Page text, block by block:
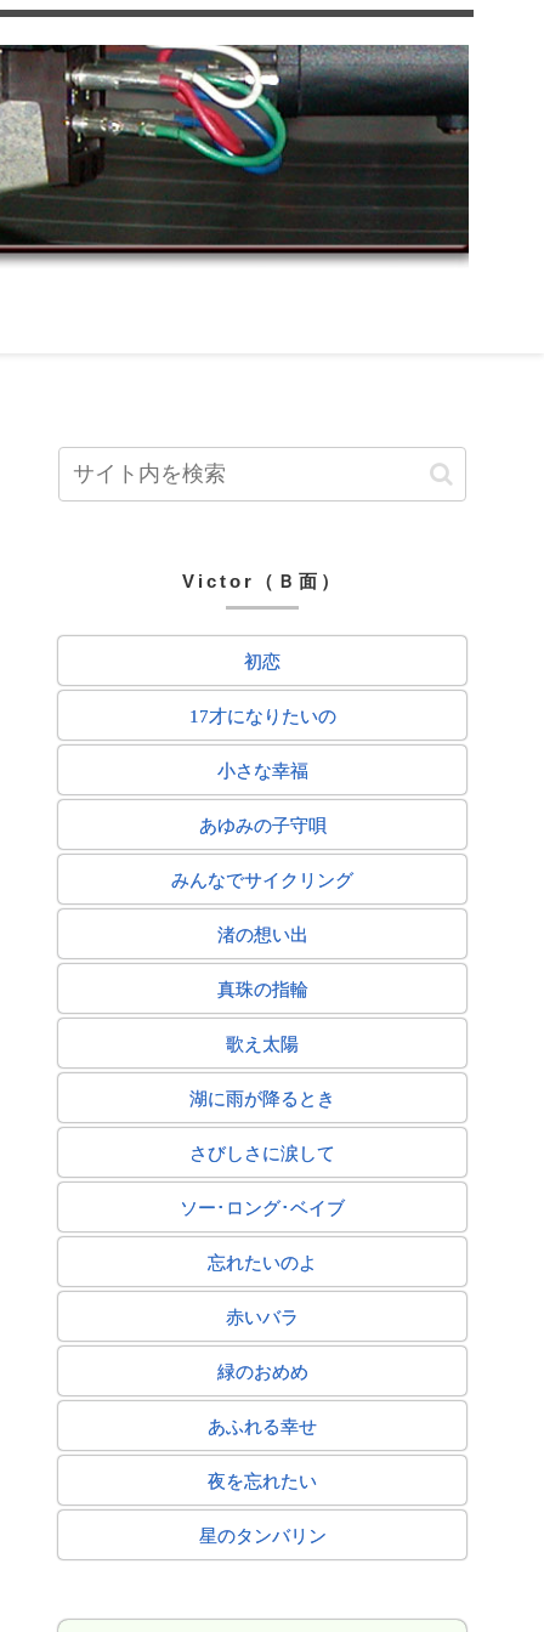
Victor（Ｂ面）
初恋
17才になりたいの
小さな幸福
あゆみの子守唄
みんなでサイクリング
渚の想い出
真珠の指輪
歌え太陽
湖に雨が降るとき
さびしさに涙して
ソー･ロング･ベイブ
忘れたいのよ
赤いバラ
緑のおめめ
あふれる幸せ
夜を忘れたい
星のタンバリン